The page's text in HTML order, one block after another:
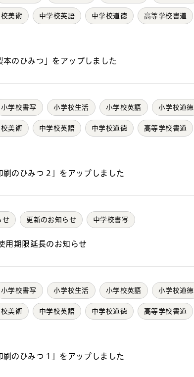
美術 中学校英語 中学校道徳 高等学校書道
のひみつ」をアップしました
小学校書写 小学校生活 小学校英語 小学校道徳
美術 中学校英語 中学校道徳 高等学校書道
のひみつ 2」をアップしました
せ 更新のお知らせ 中学校書写
用期限延長のお知らせ
小学校書写 小学校生活 小学校英語 小学校道徳
美術 中学校英語 中学校道徳 高等学校書道
のひみつ 1」をアップしました